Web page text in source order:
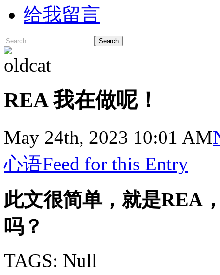
给我留言
Search
REA 我在做呢！
May 24th, 2023 10:01 AM
心语Feed for this Entry
此文很简单，就是REA
吗？
TAGS: Null